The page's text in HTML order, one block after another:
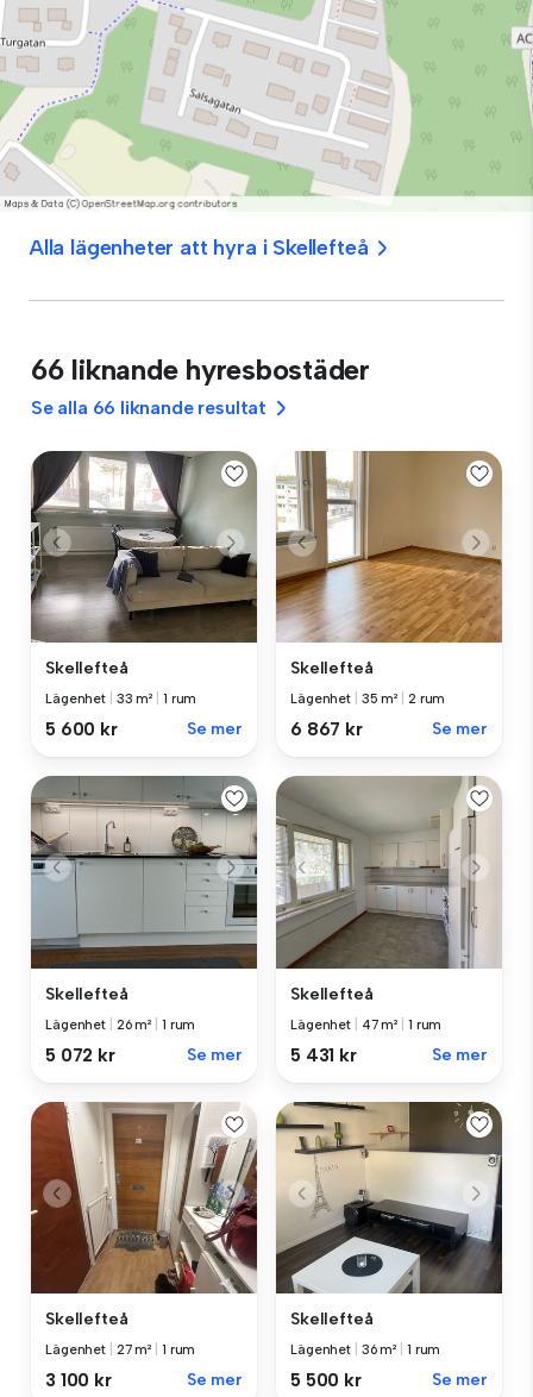
Alla lägenheter att hyra i Skellefteå
66 liknande hyresbostäder
Se alla 66 liknande resultat
Skellefteå
Lägenhet 33 m² 1 rum
5 600 kr Se mer
Skellefteå
Lägenhet 35 m² 2 rum
6 867 kr Se mer
Skellefteå
Lägenhet 26 m² 1 rum
5 072 kr Se mer
Skellefteå
Lägenhet 47 m² 1 rum
5 431 kr Se mer
Skellefteå
Lägenhet 27 m² 1 rum
3 100 kr Se mer
Skellefteå
Lägenhet 36 m² 1 rum
5 500 kr Se mer